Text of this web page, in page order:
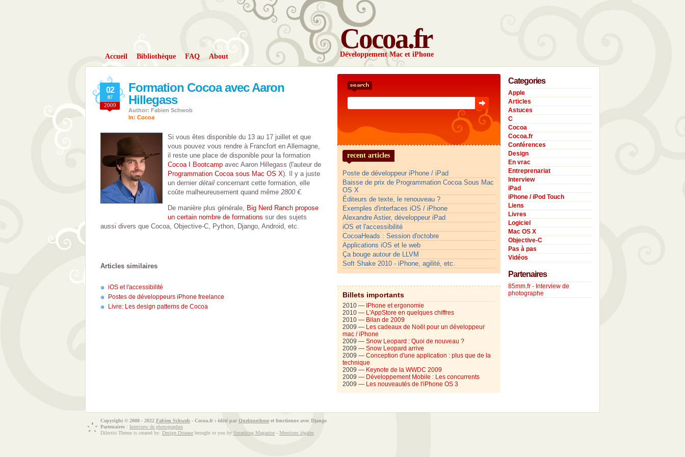
Cocoa.fr
Développement Mac et iPhone
Accueil Bibliothèque FAQ About
Formation Cocoa avec Aaron
Hillegass
02
07
2009
Author: Fabien Schwob
In: Cocoa
Si vous êtes disponible du 13 au 17 juillet et que
vous pouvez vous rendre à Francfort en Allemagne,
il reste une place de disponible pour la formation
Cocoa I Bootcamp avec Aaron Hillegass (l'auteur de
Programmation Cocoa sous Mac OS X). Il y a juste
un dernier détail concernant cette formation, elle
coûte malheureusement quand même 2800 €.
De manière plus générale, Big Nerd Ranch propose
un certain nombre de formations sur des sujets
aussi divers que Cocoa, Objective-C, Python, Django, Android, etc.
Articles similaires
iOS et l'accessibilité
Postes de développeurs iPhone freelance
Livre: Les design patterns de Cocoa
recent articles
Poste de développeur iPhone / iPad
Baisse de prix de Programmation Cocoa Sous Mac
OS X
Éditeurs de texte, le renouveau ?
Exemples d'interfaces iOS / iPhone
Alexandre Astier, développeur iPad
iOS et l'accessibilité
CocoaHeads : Session d'octobre
Applications iOS et le web
Ça bouge autour de LLVM
Soft Shake 2010 - iPhone, agilité, etc.
Billets importants
2010 — IPhone et ergonomie
2010 — L'AppStore en quelques chiffres
2010 — Bilan de 2009
2009 — Les cadeaux de Noël pour un développeur
mac / iPhone
2009 — Snow Leopard : Quoi de nouveau ?
2009 — Snow Leopard arrive
2009 — Conception d'une application : plus que de la
technique
2009 — Keynote de la WWDC 2009
2009 — Développement Mobile : Les concurrents
2009 — Les nouveautés de l'iPhone OS 3
Categories
Apple
Articles
Astuces
C
Cocoa
Cocoa.fr
Conférences
Design
En vrac
Entreprenariat
Interview
iPad
iPhone / iPod Touch
Liens
Livres
Logiciel
Mac OS X
Objective-C
Pas à pas
Vidéos
Partenaires
85mm.fr - Interview de
photographe
Copyright © 2008 - 2022 Fabien Schwob - Cocoa.fr : édité par Quelquechose et fonctionne avec Django
Partenaires : Interview de photographes
Dilectio Theme is created by: Design Disease brought to you by Smashing Magazine - Mentions légales